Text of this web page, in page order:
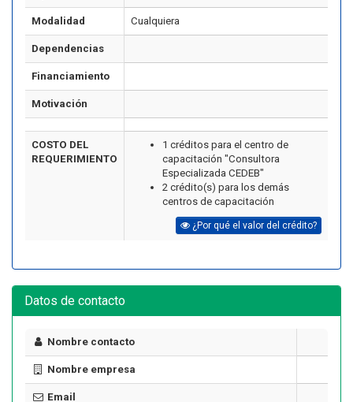
Modalidad Cualquiera
Dependencias
Financiamiento
Motivación
COSTO DEL
REQUERIMIENTO
1 créditos para el centro de
capacitación "Consultora
Especializada CEDEB"
2 crédito(s) para los demás
centros de capacitación
¿Por qué el valor del crédito?
Datos de contacto
Nombre contacto
Nombre empresa
Email